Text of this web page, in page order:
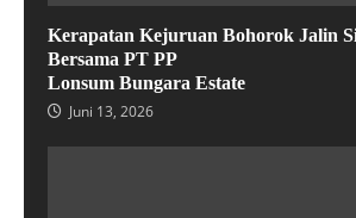
Kerapatan Kejuruan Bohorok Jalin
Bersama PT PP
Lonsum Bungara Estate
Juni 13, 2026